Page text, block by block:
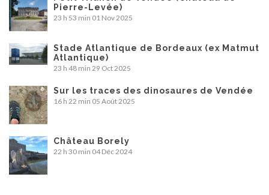
Pierre-Levée)
23 h 53 min 01 Nov 2025
Stade Atlantique de Bordeaux (ex Matmut
Atlantique)
23 h 48 min 29 Oct 2025
Sur les traces des dinosaures de Vendée
16 h 22 min 05 Août 2025
Château Borely
22 h 30 min 04 Déc 2024